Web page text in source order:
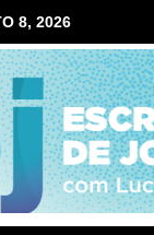
8, 2026